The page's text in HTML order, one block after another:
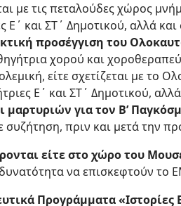
με τις πεταλούδες χώρος
Ε΄ και ΣΤ΄ Δημοτικού, αλλά
προσέγγιση του
χορού και
είτε σχετίζεται με το
Ε΄ και ΣΤ΄ Δημοτικού,
μαρτυριών για τον Β’
πριν και μετά την
είτε στο χώρο του
να επισκεφτούν το
Προγράμματα